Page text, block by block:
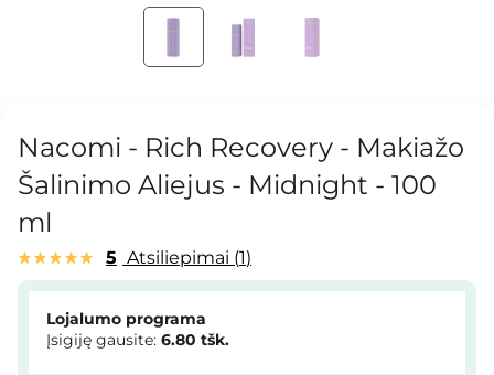
Nacomi - Rich Recovery - Makiažo
Šalinimo Aliejus - Midnight - 100
ml
5 Atsiliepimai 1
Lojalumo programa
Įsigiję gausite: 6.80 tšk.